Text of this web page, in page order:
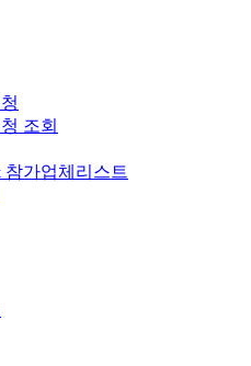
조회
참가업체리스트